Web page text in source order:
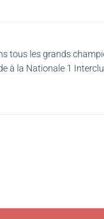
tous les grands
à la Nationale 1